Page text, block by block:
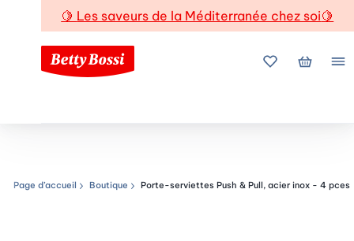
🍋 Les saveurs de la Méditerranée chez soi🍋
Mes favoris
Mon
Chemin de navigation
Page d’accueil Boutique Porte-serviettes Push & Pull, acier inox - 4 pces